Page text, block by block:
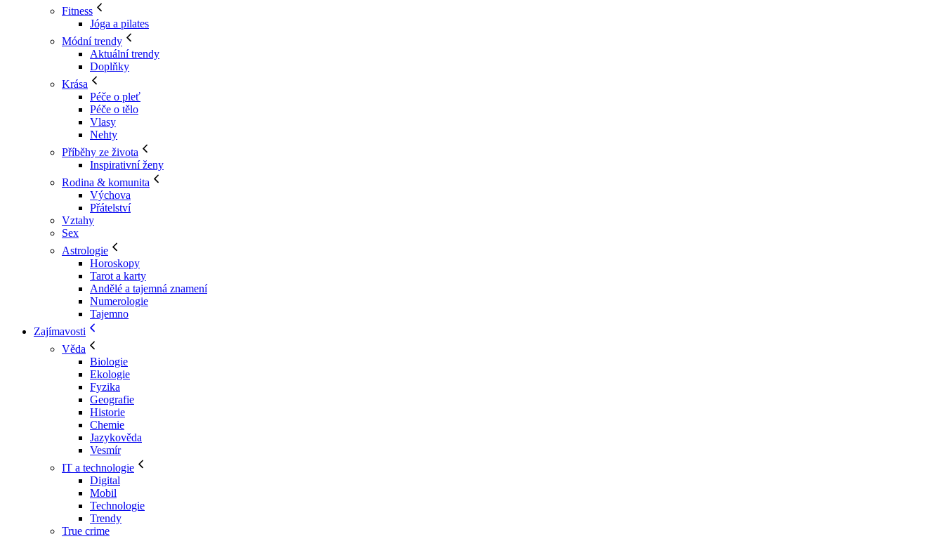
Fitness
Jóga a pilates
Módní trendy
Aktuální trendy
Doplňky
Krása
Péče o pleť
Péče o tělo
Vlasy
Nehty
Příběhy ze života
Inspirativní ženy
Rodina & komunita
Výchova
Přátelství
Vztahy
Sex
Astrologie
Horoskopy
Tarot a karty
Andělé a tajemná znamení
Numerologie
Tajemno
Zajímavosti
Věda
Biologie
Ekologie
Fyzika
Geografie
Historie
Chemie
Jazykověda
Vesmír
IT a technologie
Digital
Mobil
Technologie
Trendy
True crime